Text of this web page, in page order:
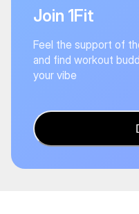
Join 1Fit
Feel the support of
and find workout
your vibe